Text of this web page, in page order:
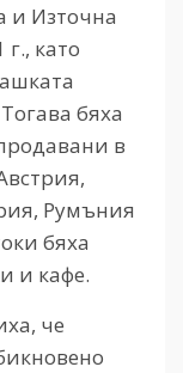
и Източна
като
бяха
в
Румъния
бяха
и кафе.
че